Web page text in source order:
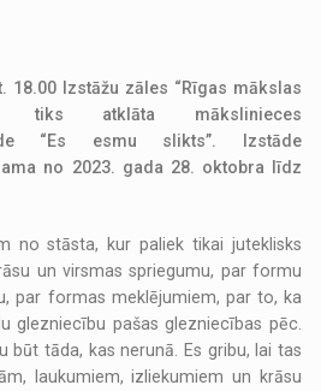
18.00 Izstāžu zāles “Rīgas mākslas
atklāta mākslinieces
“Es esmu slikts”. Izstāde
no 2023. gada 28. oktobra līdz
no stāsta, kur paliek tikai juteklisks
un virsmas spriegumu, par formu
par formas meklējumiem, par to, ka
glezniecību pašas glezniecības pēc.
būt tāda, kas nerunā. Es gribu, lai tas
laukumiem, izliekumiem un krāsu